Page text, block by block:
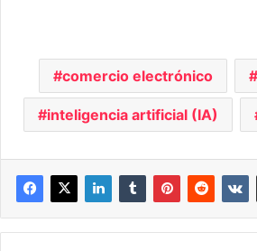
comercio electrónico
inteligencia artificial (IA)